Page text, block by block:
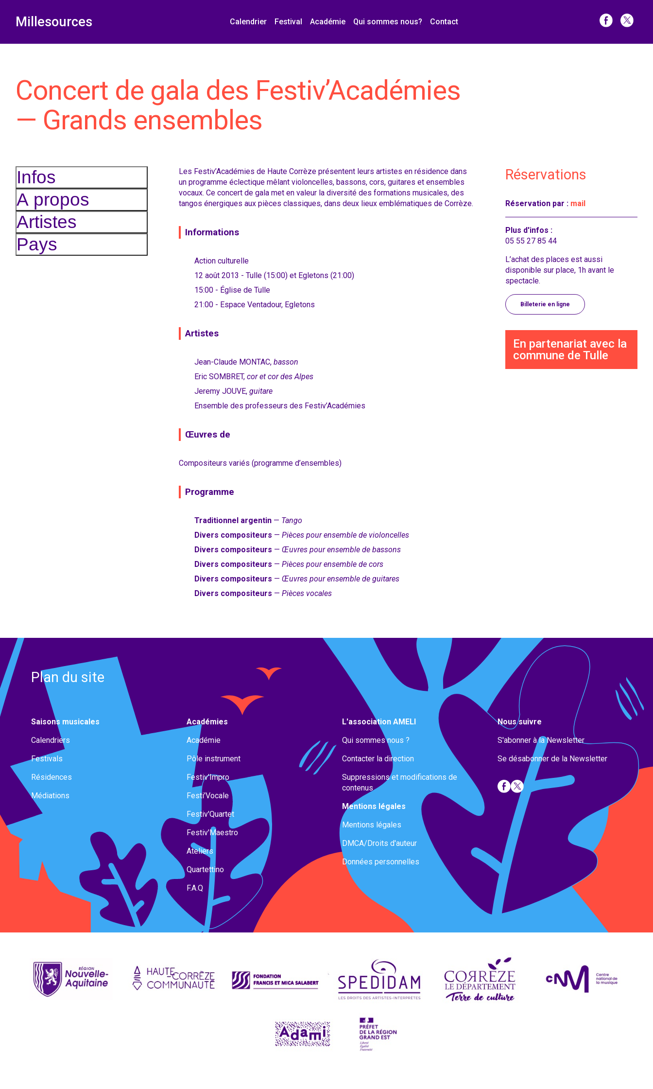
Millesources Calendrier Festival Académie Qui sommes nous? Contact
Concert de gala des Festiv’Académies
— Grands ensembles
Infos
A propos
Artistes
Pays
Les Festiv’Académies de Haute Corrèze présentent leurs artistes en résidence dans
un programme éclectique mêlant violoncelles, bassons, cors, guitares et ensembles
vocaux. Ce concert de gala met en valeur la diversité des formations musicales, des
tangos énergiques aux pièces classiques, dans deux lieux emblématiques de Corrèze.
Informations
Action culturelle
12 août 2013 - Tulle (15:00) et Egletons (21:00)
15:00 - Église de Tulle
21:00 - Espace Ventadour, Egletons
Artistes
Jean-Claude MONTAC, basson
Eric SOMBRET, cor et cor des Alpes
Jeremy JOUVE, guitare
Ensemble des professeurs des Festiv’Académies
Œuvres de
Compositeurs variés (programme d’ensembles)
Programme
Traditionnel argentin — Tango
Divers compositeurs — Pièces pour ensemble de violoncelles
Divers compositeurs — Œuvres pour ensemble de bassons
Divers compositeurs — Pièces pour ensemble de cors
Divers compositeurs — Œuvres pour ensemble de guitares
Divers compositeurs — Pièces vocales
Réservations
Réservation par : mail
Plus d'infos :
05 55 27 85 44
L’achat des places est aussi
disponible sur place, 1h avant le
spectacle.
Billeterie en ligne
En partenariat avec la
commune de Tulle
Plan du site
Saisons musicales
Calendriers
Festivals
Résidences
Médiations
Académies
Académie
Pôle instrument
Festiv'Impro
Festi'Vocale
Festiv'Quartet
Festiv'Maestro
Ateliers
Quartettino
F.A.Q
L'association AMELI
Qui sommes nous ?
Contacter la direction
Suppressions et modifications de
contenus
Mentions légales
Mentions légales
DMCA/Droits d'auteur
Données personnelles
Nous suivre
S'abonner à la Newsletter
Se désabonner de la Newsletter